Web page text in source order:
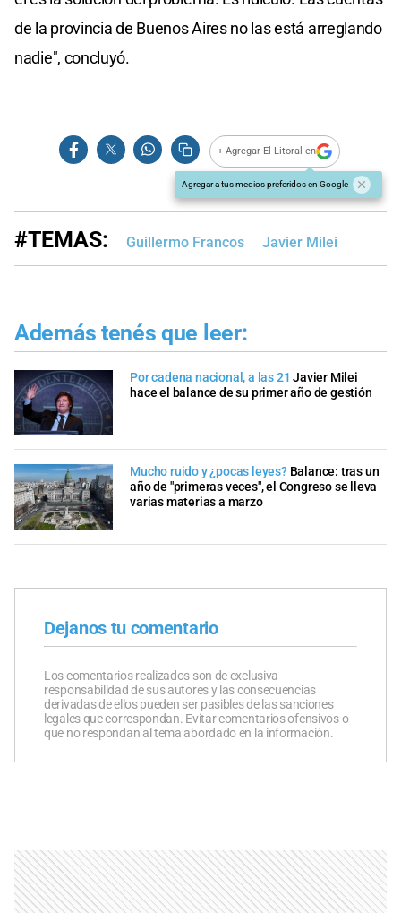
de la provincia de Buenos Aires no las está arreglando
nadie", concluyó.
+ Agregar El Litoral en
Agregar a tus medios preferidos en Google
#TEMAS: Guillermo Francos Javier Milei
Además tenés que leer:
Por cadena nacional, a las 21 Javier Milei
hace el balance de su primer año de gestión
Mucho ruido y ¿pocas leyes? Balance: tras un
año de "primeras veces", el Congreso se lleva
varias materias a marzo
Dejanos tu comentario
Los comentarios realizados son de exclusiva
responsabilidad de sus autores y las consecuencias
derivadas de ellos pueden ser pasibles de las sanciones
legales que correspondan. Evitar comentarios ofensivos o
que no respondan al tema abordado en la información.